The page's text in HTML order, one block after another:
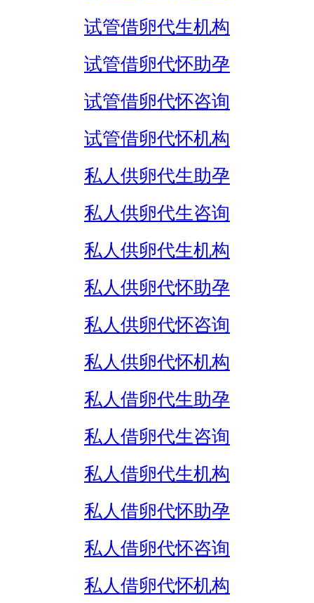
试管借卵代生机构
试管借卵代怀助孕
试管借卵代怀咨询
试管借卵代怀机构
私人供卵代生助孕
私人供卵代生咨询
私人供卵代生机构
私人供卵代怀助孕
私人供卵代怀咨询
私人供卵代怀机构
私人借卵代生助孕
私人借卵代生咨询
私人借卵代生机构
私人借卵代怀助孕
私人借卵代怀咨询
私人借卵代怀机构